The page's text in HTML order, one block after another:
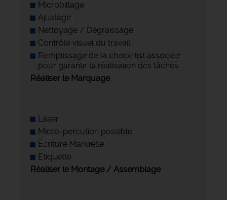
Microbillage
Ajustage
Nettoyage / Dégraissage
Contrôle visuel du travail
Remplissage de la check-list associée
pour garantir la réalisation des tâches
Réaliser le Marquage
Laser
Micro-percution possible
Ecriture Manuelle
Etiquette
Réaliser le Montage / Assemblage